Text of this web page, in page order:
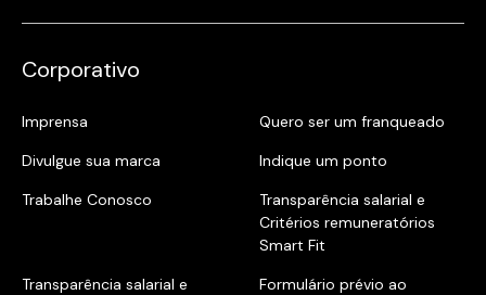
Corporativo
Imprensa
Quero ser um franqueado
Divulgue sua marca
Indique um ponto
Trabalhe Conosco
Transparência salarial e
Critérios remuneratórios
Smart Fit
Transparência salarial e
Formulário prévio ao